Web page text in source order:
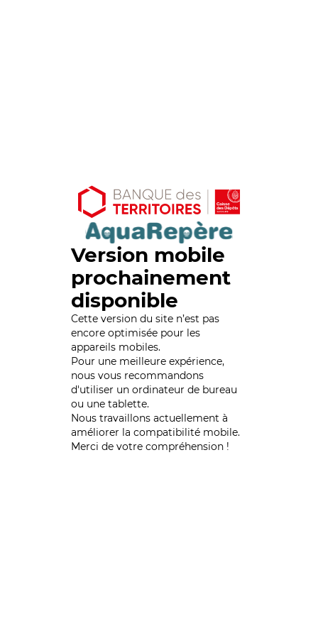
Version mobile
prochainement
disponible
Cette version du site n’est pas
encore optimisée pour les
appareils mobiles.
Pour une meilleure expérience,
nous vous recommandons
d'utiliser un ordinateur de bureau
ou une tablette.
Nous travaillons actuellement à
améliorer la compatibilité mobile.
Merci de votre compréhension !